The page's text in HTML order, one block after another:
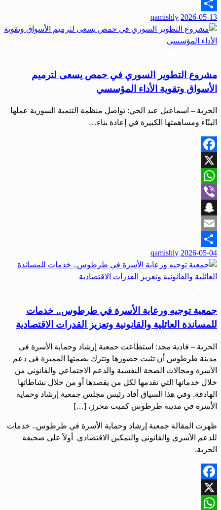
Email
Share
2026-05-13
qamishly
مشروع التطوير السوري في حمص يسعى لترميم
الأسواق وتقوية الأداء المؤسسي
الحرية – اسماعيل عبد الحي: تواصل منظمة التنمية السورية عملها
البنّاء ومساهمتها الكبيرة في إعادة بناء…
Facebook
X
WhatsApp
Viber
Snapchat
Email
Share
2026-05-04
qamishly
جمعية توجيه ورعاية الأسرة في طرطوس.. خدمات
للمساندة العائلية والقانونية وتعزيز القدرات الاقتصادية
‏الحرية – فادية مجد: ‏استطاعت جمعية إرشاد وحماية الأسرة في
مدينة طرطوس أن تثبت حضورها وتترك بصمتها المميزة في دعم
الأسرة ومجالات الصحة النفسية والدعم الاجتماعي والقانوني من
خلال خدماتها التي تقدمها لكل من يقصدها أو من خلال نشاطاتها
الهادفة. ‏وفي هذا السياق أفاد رئيس مجلس جمعية إرشاد وحماية
الأسرة في مدينة طرطوس كميت محرز، […]
ظهرت المقالة ‏جمعية إرشاد وحماية الأسرة في طرطوس.. ‏خدمات
للدعم الأسري والقانوني والتمكين الاقتصادي أولاً على صحيفة
الحرية.
Facebook
X